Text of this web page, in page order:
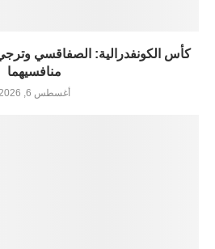
كأس الكونفدرالية: الصفاقسي
منافسيهما
أغسطس 6, 2026